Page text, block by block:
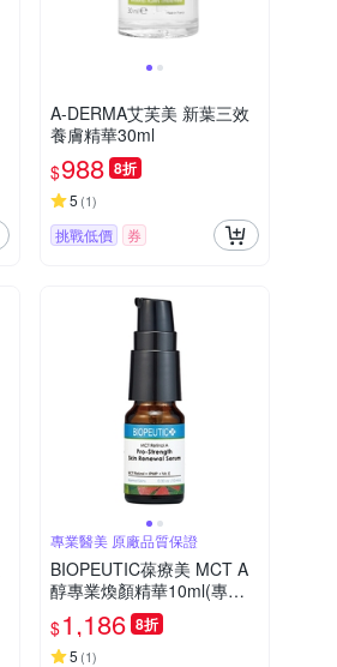
A-DERMA艾芙美 新葉三效
養膚精華30ml
$988 8折
5 (1)
挑戰低價 券
專業醫美 原廠品質保證
BIOPEUTIC葆療美 MCT A
醇專業煥顏精華10ml(專業
型)
$1,186 8折
5 (1)